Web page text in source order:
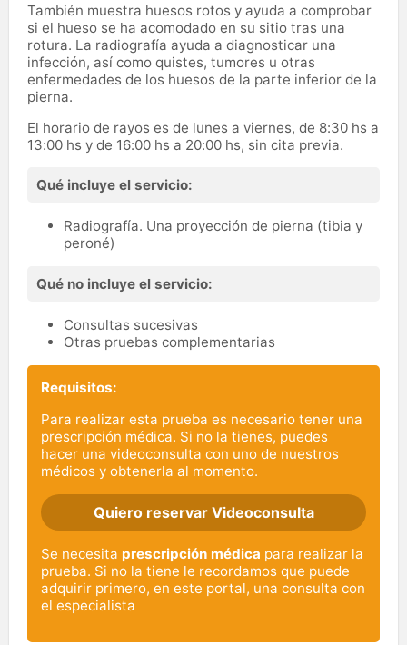
También muestra huesos rotos y ayuda a comprobar
si el hueso se ha acomodado en su sitio tras una
rotura. La radiografía ayuda a diagnosticar una
infección, así como quistes, tumores u otras
enfermedades de los huesos de la parte inferior de la
pierna.
El horario de rayos es de lunes a viernes, de 8:30 hs a
13:00 hs y de 16:00 hs a 20:00 hs, sin cita previa.
Qué incluye el servicio:
Radiografía. Una proyección de pierna (tibia y
peroné)
Qué no incluye el servicio:
Consultas sucesivas
Otras pruebas complementarias
Requisitos:
Para realizar esta prueba es necesario tener una
prescripción médica. Si no la tienes, puedes
hacer una videoconsulta con uno de nuestros
médicos y obtenerla al momento.
Quiero reservar Videoconsulta
Se necesita prescripción médica para realizar la
prueba. Si no la tiene le recordamos que puede
adquirir primero, en este portal, una consulta con
el especialista